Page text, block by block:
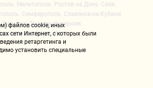
Мелитополь Ростов на Дону Саки
Симферополь Славянск-на-Кубани
Таганрог,Темрюк,Феодосия
,Щелкино,Ялта
файлов cookie, иных
сети Интернет, с которых были
ретаргетинга и
установить специальные